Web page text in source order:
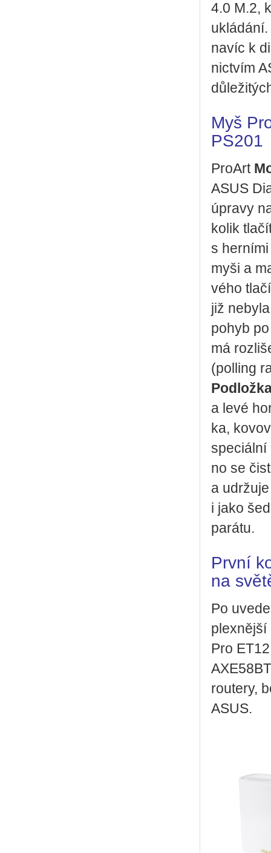
4.0 M.2,
navíc k
nic­tvím
Myš
PS201
Pro­Art
ASUS
úpra­vy
ko­lik
s
myši a
vé­ho
již
pohyb
má
(pol­ling
a levé
ka,
spe­ci­ál­ní
no se
a
i jako
pa­rá­tu.
První
na
Po
plex­něj­ší
Pro
rou­te­ry,
ASUS.